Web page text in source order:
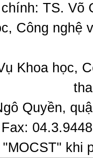
TS.
Công nghệ
Khoa học,
Quyền,
khi